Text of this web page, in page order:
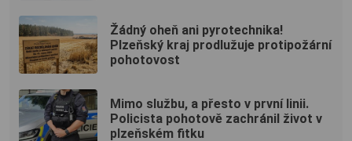
Žádný oheň ani pyrotechnika!
Plzeňský kraj prodlužuje protipožární
pohotovost
Mimo službu, a přesto v první linii.
Policista pohotově zachránil život v
plzeňském fitku